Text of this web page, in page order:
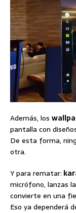
Además, los
pantalla con
De esta forma,
otra.
Y para rematar:
micrófono, lanzas
convierte en una
Eso ya dependerá